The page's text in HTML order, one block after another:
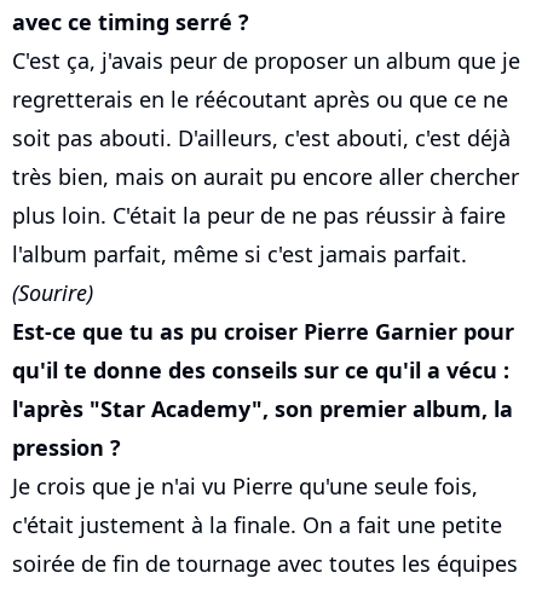
avec ce timing serré ?
C'est ça, j'avais peur de proposer un album que je
regretterais en le réécoutant après ou que ce ne
soit pas abouti. D'ailleurs, c'est abouti, c'est déjà
très bien, mais on aurait pu encore aller chercher
plus loin. C'était la peur de ne pas réussir à faire
l'album parfait, même si c'est jamais parfait.
(Sourire)
Est-ce que tu as pu croiser Pierre Garnier pour
qu'il te donne des conseils sur ce qu'il a vécu :
l'après "Star Academy", son premier album, la
pression ?
Je crois que je n'ai vu Pierre qu'une seule fois,
c'était justement à la finale. On a fait une petite
soirée de fin de tournage avec toutes les équipes